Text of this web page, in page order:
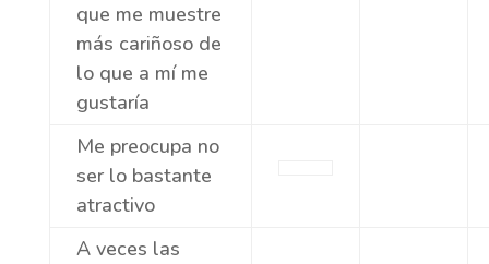
que me muestre
más cariñoso de
lo que a mí me
gustaría
Me preocupa no
ser lo bastante
atractivo
A veces las